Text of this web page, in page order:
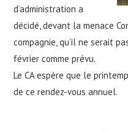
d’administration a
décidé, devant la menace
compagnie, qu’il ne serait
février comme prévu.
Le CA espère que le
de ce rendez-vous annuel.